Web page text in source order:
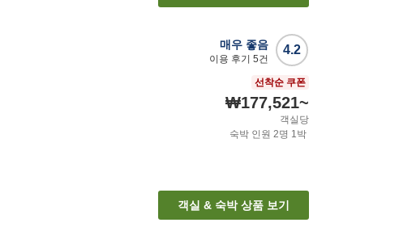
4.2
매우 좋음
이용 후기 5건
선착순 쿠폰
₩177,521~
객실당
숙박 인원 2명 1박
객실 & 숙박 상품 보기